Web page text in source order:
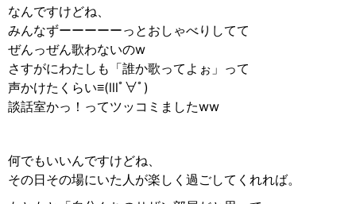
なんですけどね、
みんなずーーーーーっとおしゃべりしてて
ぜんっぜん歌わないのw
さすがにわたしも「誰か歌ってよぉ」って
声かけたくらい≡︎(lllﾟ∀ﾟ︎)
談話室かっ！ってツッコミましたww
何でもいいんですけどね、
その日その場にいた人が楽しく過ごしてくれれば。